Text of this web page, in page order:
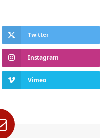
Twitter
Instagram
Vimeo